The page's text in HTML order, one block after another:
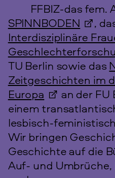
FFBIZ-das fem.
SPINNBODEN
,
Interdisziplinäre
TU Berlin sowie das
Zeitgeschichten im
Europa
an der FU
einem
lesbisch-
Wir bringen
Geschichte auf die
Auf- und Umbrüche,